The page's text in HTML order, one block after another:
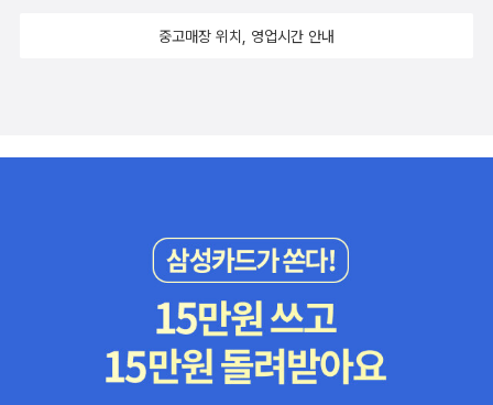
러웠던 3권의 책들. 원서와 번역서를 함께 읽은책입니다. 번역서는
해 이 시리즈를 완독했네요. 그리스 신화를 현대와 잘 적목해 재해석
해서 탄생환 판타지 세계가 재미있었어요. 신화를 많이 알수록 더 재
미있는 책입니다. 다음시리즈가 기다려지는 책입니다. 제가 좋아하
는 판타지 어드벤쳐 성장동화예요.^^ 초자연적인 현상들이 있어서
미스터리로 분류할까?하다가 판타지소설로 분류했어요. 그다지 매력
적이지는 않았습니다. 귀여운 몰리문 시리즈. 올해 5권이 출판되었
중고매장 위치, 영업시간 안내